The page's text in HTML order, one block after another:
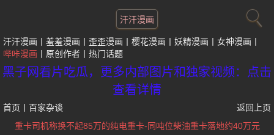
汗汗漫画
汗汗漫画 羞羞漫画 歪歪漫画 樱花漫画 妖精漫画
女神漫画
哔咔漫画
原创作者 热门话题
黑子网看片吃瓜，更多内部图片和独家视频：点击
查看详情
首页 百家杂谈
返回上页
重卡司机称换不起85万的纯电重卡-同吨位柴油重卡落地约40万元